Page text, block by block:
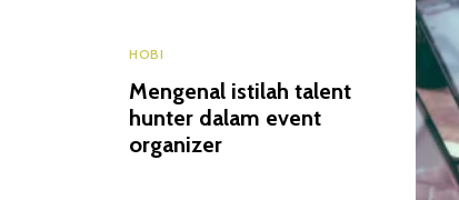
HOBI
Mengenal istilah talent
hunter dalam event
organizer